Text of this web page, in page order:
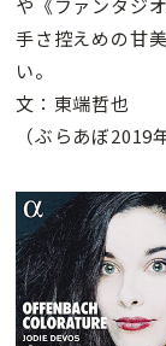
や《ファンタジ
手さ控えめの甘
い。
文：東端哲也
（ぶらあぼ2019